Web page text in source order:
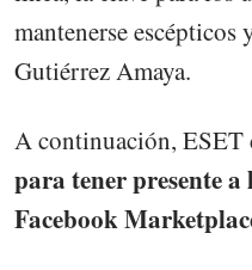
mantenerse escépticos
Gutiérrez Amaya.
A continuación, ESET
para tener presente
Facebook